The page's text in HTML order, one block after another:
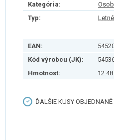
Kategória:
Typ:
Letné
EAN:
Kód výrobcu (JK):
Hmotnost:
ĎALŠIE KUSY